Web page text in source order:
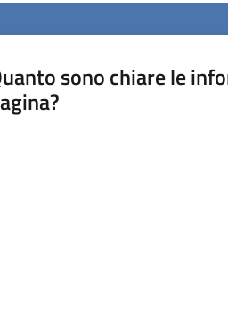
sono chiare le